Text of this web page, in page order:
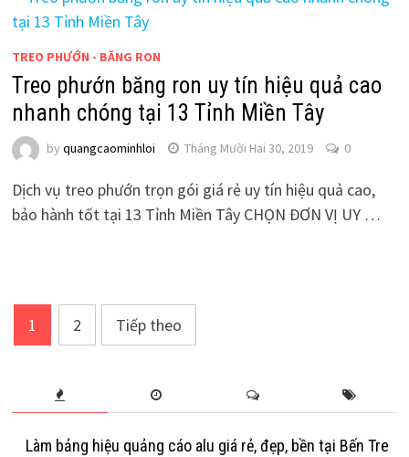
TREO PHƯỚN - BĂNG RON
Treo phướn băng ron uy tín hiệu quả cao
nhanh chóng tại 13 Tỉnh Miền Tây
by quangcaominhloi Tháng Mười Hai 30, 2019 0
Dịch vụ treo phướn trọn gói giá rẻ uy tín hiệu quả cao,
bảo hành tốt tại 13 Tỉnh Miền Tây CHỌN ĐƠN VỊ UY …
Điều
hướng
viết
1 2 Tiếp theo
Làm bảng hiệu quảng cáo alu giá rẻ, đẹp, bền tại Bến Tre